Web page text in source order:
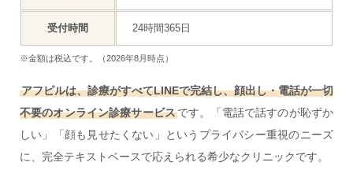
受付時間 24時間365日
※金額は税込です。（2026年8月時点）
アフピルは、診療がすべてLINEで完結し、顔出し・電話が一切
不要のオンライン診療サービスです。「電話で話すのが恥ずか
しい」「顔も見せたくない」というプライバシー重視のニーズ
に、完全テキストベースで応えられる希少なクリニックです。